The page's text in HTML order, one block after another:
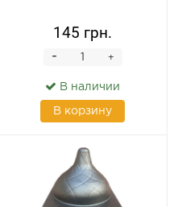
145 грн.
+
-
В наличии
В корзину